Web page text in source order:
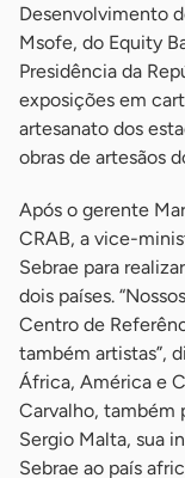
Desenvolvimento
Msofe, do Equity
Presidência da
exposições em
artesanato dos
obras de artesãos
Após o gerente
CRAB, a vice-
Sebrae para
dois países.
Centro de
também artistas”,
África, América e
Carvalho, também
Sergio Malta, sua
Sebrae ao país